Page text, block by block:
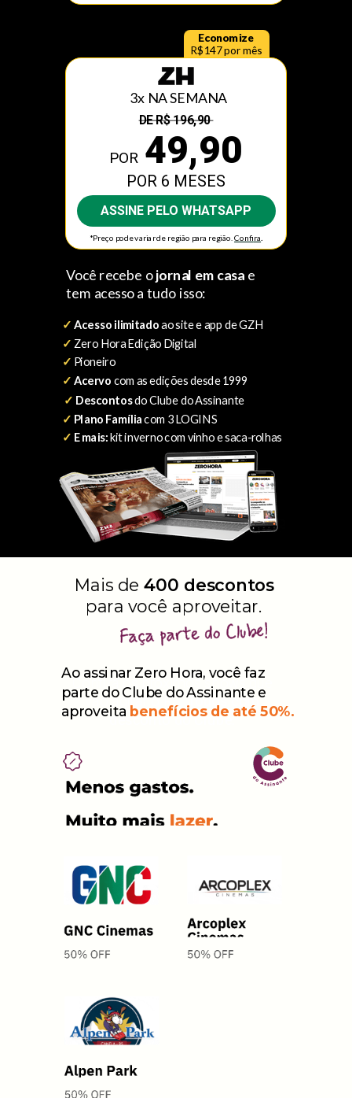
POR 6 MESES
POR 49,90
DE R$196,90
3x NA SEMANA
ASSINE PELO WHATSAPP
*Preço pode variar de região para região.Confira
Você recebe ojornal em casa e
tem acesso a tudo isso:
✓ Acesso ilimitadoao site e app de GZH
✓ Zero Hora Edição Digital
✓ Pioneiro
✓ Acervo com as edições desde 1999
✓ Descontosdo Clube do Assinante
✓ Plano Famíliacom 3 LOGINS
✓ E mais:kit inverno com vinho e saca-rolhas
Economize
R$147 por mês
Confira os próximos shows que
vão agitar o RS.Todos com
desconto do Clube.
Mais de 400 descontos
para você aproveitar.
Ao assinar Zero Hora, você faz
parte do Clube do Assinante e
aproveita benefícios de até 50%.